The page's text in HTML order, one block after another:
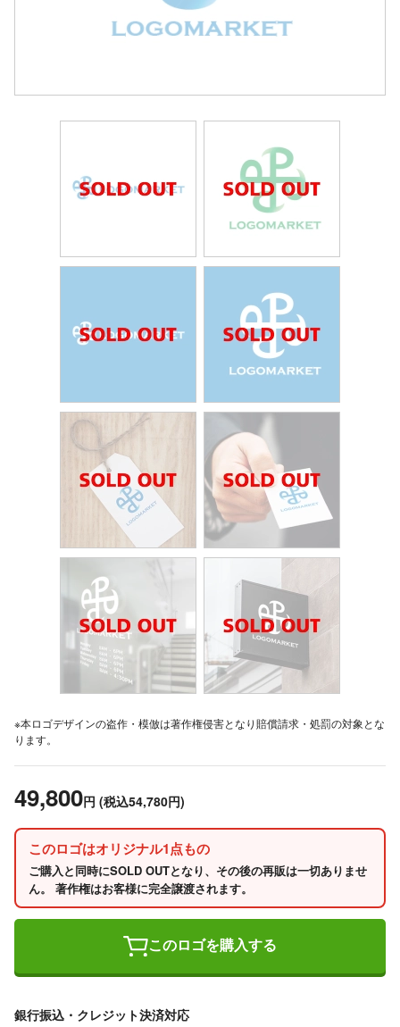
※本ロゴデザインの盗作・模倣は著作権侵害となり賠償請求・処罰の対象とな
ります。
49,800円 (税込54,780円)
このロゴはオリジナル1点もの
ご購入と同時にSOLD OUTとなり、その後の再販は一切ありませ
ん。 著作権はお客様に完全譲渡されます。
このロゴを購入する
銀行振込・クレジット決済対応